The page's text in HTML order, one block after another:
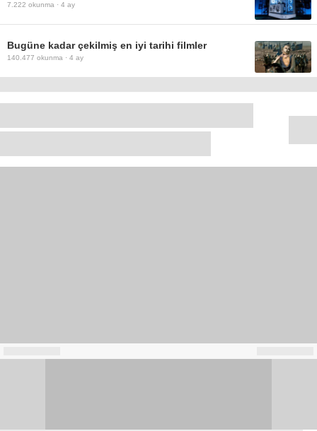
7.222 okunma · 4 ay
Bugüne kadar çekilmiş en iyi tarihi filmler
140.477 okunma · 4 ay